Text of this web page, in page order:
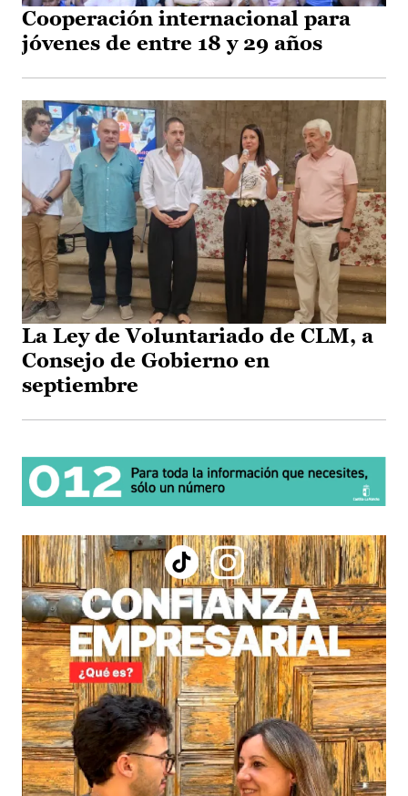
Cooperación internacional para
jóvenes de entre 18 y 29 años
La Ley de Voluntariado de CLM, a
Consejo de Gobierno en
septiembre